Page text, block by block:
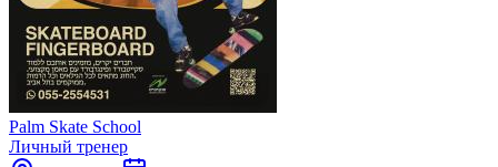
Palm Skate School
Личный тренер